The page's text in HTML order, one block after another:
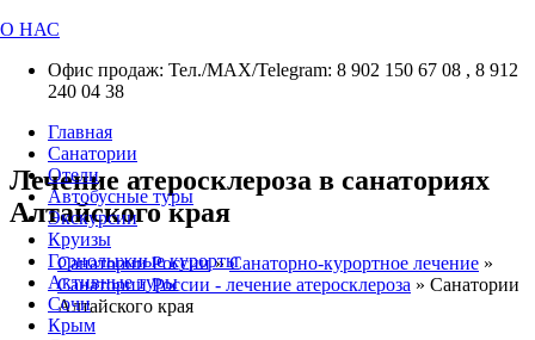
О НАС
Офис продаж: Тел./МАХ/Telegram: 8 902 150 67 08 , 8 912
240 04 38
Главная
Санатории
Отели
Автобусные туры
Экскурсии
Круизы
Горнолыжные курорты
Активные туры
Сочи
Крым
Лечение атеросклероза в санаториях
Алтайского края
Санатории России»Санаторно-курортное лечение »
Санатории России - лечение атеросклероза » Санатории
Алтайского края